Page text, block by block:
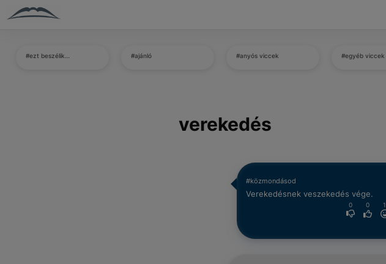
#ezt beszélik… #ajánló #anyós viccek #egyéb viccek
verekedés
#közmondásod
Verekedésnek veszekedés vége.
0 0 1